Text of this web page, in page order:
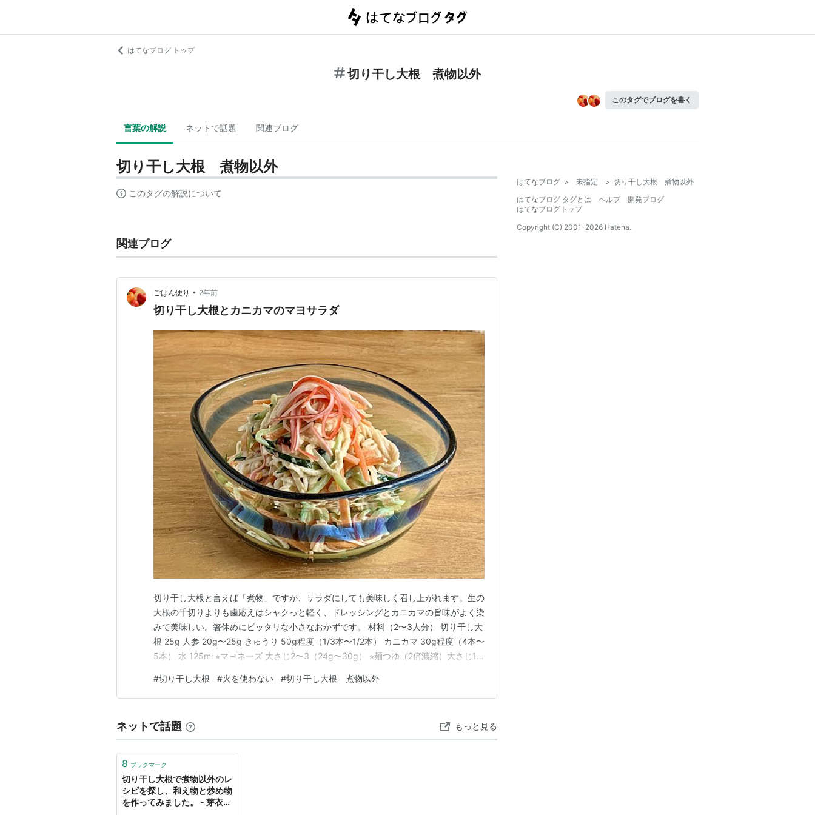
はてなブログ トップ
切り干し大根 煮物以外
このタグでブログを書く
言葉の解説 ネットで話題 関連ブログ
切り干し大根 煮物以外
このタグの解説について
関連ブログ
ごはん便り • 2年前
切り干し大根とカニカマのマヨサラダ
切り干し大根と言えば「煮物」ですが、サラダにしても美味しく召し上がれます。生の
大根の千切りよりも歯応えはシャクっと軽く、ドレッシングとカニカマの旨味がよく染
みて美味しい。箸休めにピッタリな小さなおかずです。 材料（2〜3人分） 切り干し大
根 25g 人参 20g〜25g きゅうり 50g程度（1/3本〜1/2本） カニカマ 30g程度（4本〜
5本） 水 125ml ⭐︎マヨネーズ 大さじ2〜3（24g〜30g） ⭐︎麺つゆ（2倍濃縮）大さじ1 ⭐︎
大根を入れて手で軽く揉むようにさっと洗って直ぐに水を捨て、切…
#切り干し大根 #火を使わない #切り干し大根 煮物以外
ネットで話題 もっと見る
8 ブックマーク
切り干し大根で煮物以外のレ
シピを探し、和え物と炒め物
を作ってみました。 - 芽衣子
はてなブログ > 未指定 > 切り干し大根 煮物以外
はてなブログ タグとは
ヘルプ
開発ブログ
はてなブログトップ
Copyright (C) 2001-2026 Hatena.